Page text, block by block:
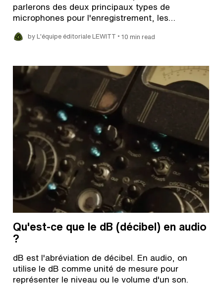
parlerons des deux principaux types de
microphones pour l'enregistrement, les…
by L'équipe éditoriale LEWITT • 10 min read
Qu'est-ce que le dB (décibel) en audio
?
dB est l'abréviation de décibel. En audio, on
utilise le dB comme unité de mesure pour
représenter le niveau ou le volume d'un son.